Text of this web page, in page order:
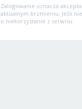
Zalogowanie oznacza
aktualnym brzmieniu. Jeśli
o niekorzystanie z serwisu.